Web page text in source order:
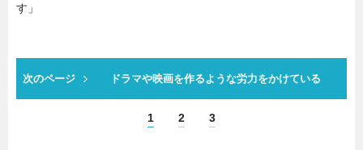
す」
次のページ ドラマや映画を作るような労力をかけている
1 2 3